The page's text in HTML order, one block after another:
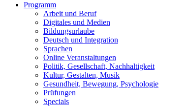
Programm
Arbeit und Beruf
Digitales und Medien
Bildungsurlaube
Deutsch und Integration
Sprachen
Online Veranstaltungen
Politik, Gesellschaft, Nachhaltigkeit
Kultur, Gestalten, Musik
Gesundheit, Bewegung, Psychologie
Prüfungen
Specials